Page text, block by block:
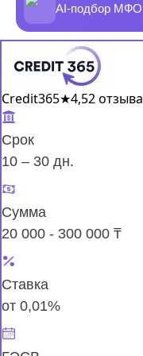
AI-подбор МФО
Credit365★4,52 отзыва
Срок
10 – 30 дн.
Сумма
20 000 - 300 000 ₸
Ставка
от 0,01%